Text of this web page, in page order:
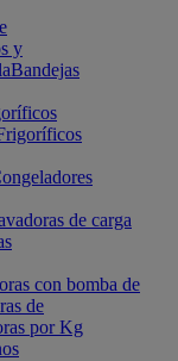
y
Bandejas
de carga
con bomba de
de
por Kg